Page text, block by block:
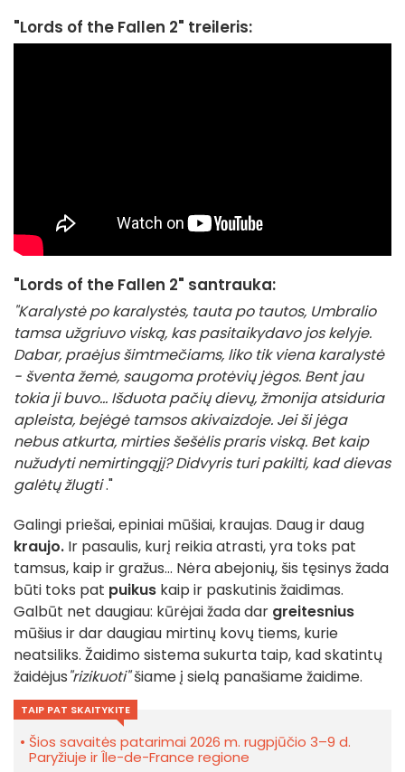
"Lords of the Fallen 2" treileris:
"Lords of the Fallen 2" santrauka:
"Karalystė po karalystės, tauta po tautos, Umbralio
tamsa užgriuvo viską, kas pasitaikydavo jos kelyje.
Dabar, praėjus šimtmečiams, liko tik viena karalystė
- šventa žemė, saugoma protėvių jėgos. Bent jau
tokia ji buvo... Išduota pačių dievų, žmonija atsiduria
apleista, bejėgė tamsos akivaizdoje. Jei ši jėga
nebus atkurta, mirties šešėlis praris viską. Bet kaip
nužudyti nemirtingąjį? Didvyris turi pakilti, kad dievas
galėtų žlugti."
Galingi priešai, epiniai mūšiai, kraujas. Daug ir daug
kraujo. Ir pasaulis, kurį reikia atrasti, yra toks pat
tamsus, kaip ir gražus... Nėra abejonių, šis tęsinys žada
būti toks pat puikus kaip ir paskutinis žaidimas.
Galbūt net daugiau: kūrėjai žada dar greitesnius
mūšius ir dar daugiau mirtinų kovų tiems, kurie
neatsiliks. Žaidimo sistema sukurta taip, kad skatintų
žaidėjus"rizikuoti"šiame į sielą panašiame žaidime.
TAIP PAT SKAITYKITE
Šios savaitės patarimai 2026 m. rugpjūčio 3–9 d.
Paryžiuje ir Île-de-France regione